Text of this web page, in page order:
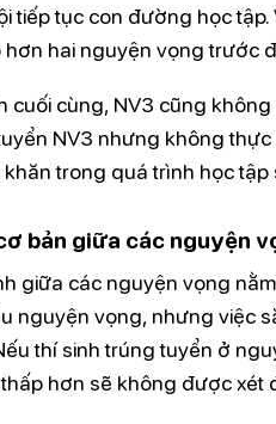
tiếp tục con đường học
hai nguyện vọng trước
cuối cùng, NV3 cũng
NV3 nhưng không
trong quá trình học tập
bản giữa các nguyện
giữa các nguyện vọng
nguyện vọng, nhưng việc
thí sinh trúng tuyển ở
hơn sẽ không được xét